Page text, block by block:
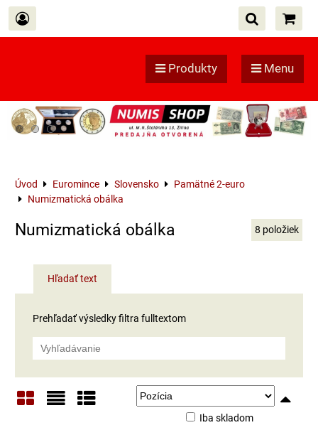
Produkty Menu
Úvod Euromince Slovensko
Pamätné 2-euro
Numizmatická obálka
Numizmatická obálka 8 položiek
Hľadať text
Prehľadať výsledky filtra fulltextom
Iba skladom